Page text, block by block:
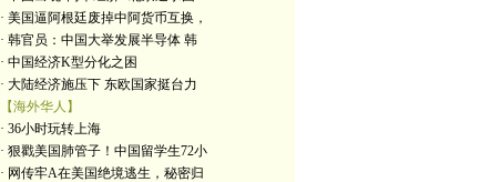
· 美国逼阿根廷废掉中阿货币互换，
· 韩官员：中国大举发展半导体 韩
· 中国经济K型分化之困
· 大陆经济施压下 东欧国家挺台力
【海外华人】
· 36小时玩转上海
· 狠戳美国肺管子！中国留学生72小
· 网传牢A在美国绝境逃生，秘密归